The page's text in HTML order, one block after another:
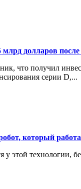
млрд долларов
что получил
серии D,...
который
этой технологии,